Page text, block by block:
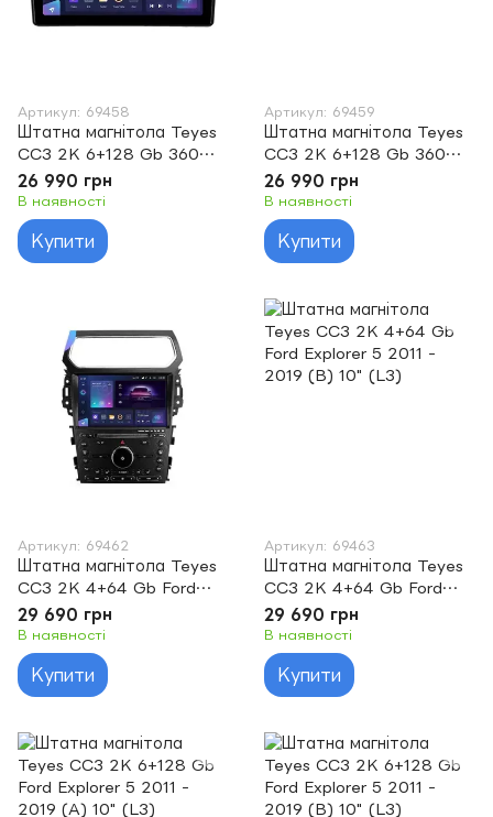
Артикул: 69458
Штатна магнітола Teyes
CC3 2K 6+128 Gb 360°
Ford Escape 1 2000-2007
9"
26 990 грн
В наявності
Купити
Артикул: 69459
Штатна магнітола Teyes
CC3 2K 6+128 Gb 360°
Ford ESCAPE 2007+ 9"
26 990 грн
В наявності
Купити
Артикул: 69462
Штатна магнітола Teyes
CC3 2K 4+64 Gb Ford
Explorer 5 2011 - 2019 (A)
10" (L3)
29 690 грн
В наявності
Купити
Артикул: 69463
Штатна магнітола Teyes
CC3 2K 4+64 Gb Ford
Explorer 5 2011 - 2019 (B)
10" (L3)
29 690 грн
В наявності
Купити